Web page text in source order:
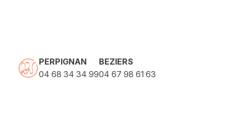
PERPIGNAN
04 68 34 34 99
BEZIERS
04 67 98 61 63